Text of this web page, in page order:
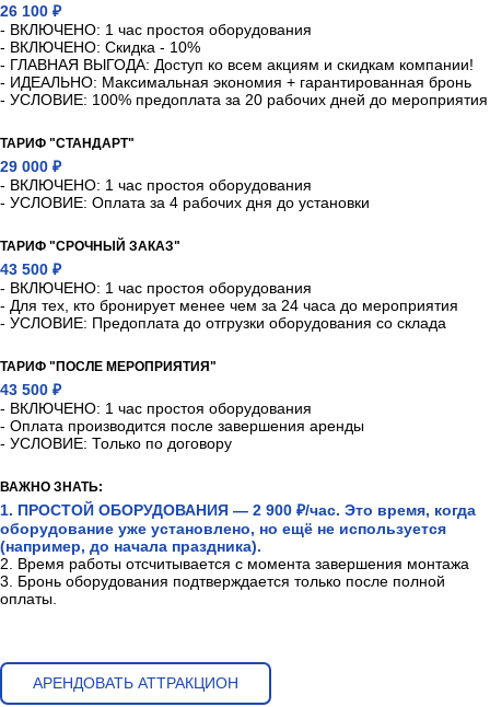
26 100 ₽
- ВКЛЮЧЕНО: 1 час простоя оборудования
- ВКЛЮЧЕНО: Скидка - 10%
- ГЛАВНАЯ ВЫГОДА: Доступ ко всем акциям и скидкам компании!
- ИДЕАЛЬНО: Максимальная экономия + гарантированная бронь
- УСЛОВИЕ: 100% предоплата за 20 рабочих дней до мероприятия
ТАРИФ "СТАНДАРТ"
29 000 ₽
- ВКЛЮЧЕНО: 1 час простоя оборудования
- УСЛОВИЕ: Оплата за 4 рабочих дня до установки
ТАРИФ "СРОЧНЫЙ ЗАКАЗ"
43 500 ₽
- ВКЛЮЧЕНО: 1 час простоя оборудования
- Для тех, кто бронирует менее чем за 24 часа до мероприятия
- УСЛОВИЕ: Предоплата до отгрузки оборудования со склада
ТАРИФ "ПОСЛЕ МЕРОПРИЯТИЯ"
43 500 ₽
- ВКЛЮЧЕНО: 1 час простоя оборудования
- Оплата производится после завершения аренды
- УСЛОВИЕ: Только по договору
ВАЖНО ЗНАТЬ:
1. ПРОСТОЙ ОБОРУДОВАНИЯ — 2 900 ₽/час. Это время, когда
оборудование уже установлено, но ещё не используется
(например, до начала праздника).
2. Время работы отсчитывается с момента завершения монтажа
3. Бронь оборудования подтверждается только после полной
оплаты.
АРЕНДОВАТЬ АТТРАКЦИОН